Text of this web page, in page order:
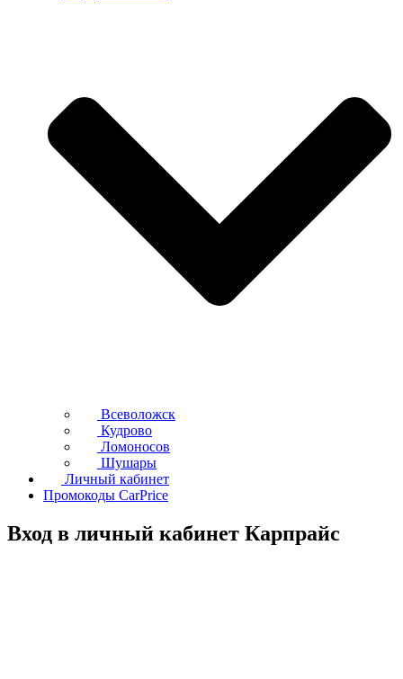
Всеволожск
Кудрово
Ломоносов
Шушары
Личный кабинет
Промокоды CarPrice
Вход в личный кабинет Карпрайс